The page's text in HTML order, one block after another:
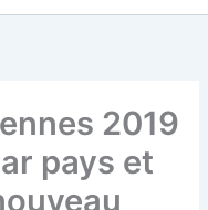
2019
pays et